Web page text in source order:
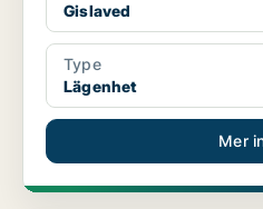
Gislaved
Type
Lägenhet
Mer